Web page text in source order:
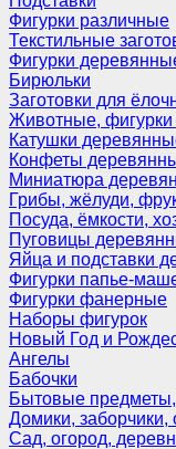
Фигурки различные
Текстильные
Фигурки
Бирюльки
Заготовки для
Животные,
Катушки
Конфеты
Миниатюра
Грибы, жёлуди,
Посуда, ёмкости,
Пуговицы
Яйца и подставки
Фигурки папье-
Фигурки фанерные
Наборы фигурок
Новый Год и
Ангелы
Бабочки
Бытовые предметы,
Домики, заборчики,
Сад, огород,